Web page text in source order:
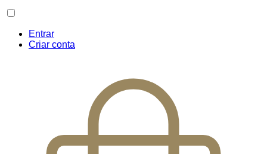
Entrar
Criar conta